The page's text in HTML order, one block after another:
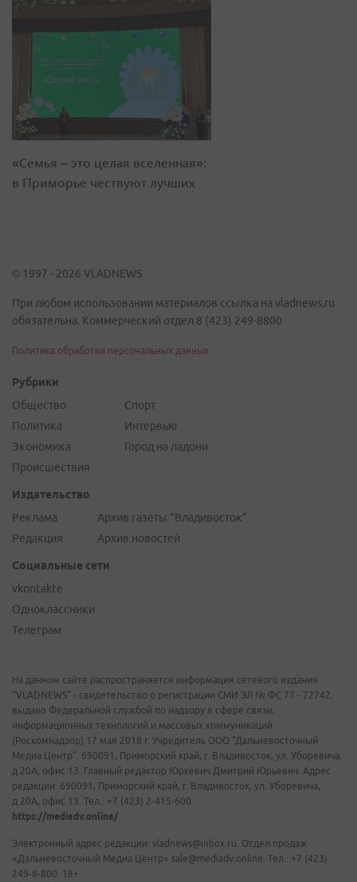
«Семья – это целая вселенная»:
в Приморье чествуют лучших
© 1997 - 2026 VLADNEWS
При любом использовании материалов ссылка на vladnews.ru
обязательна. Коммерческий отдел 8 (423) 249-8800
Политика обработки персональных данных
Рубрики
Общество
Политика
Экономика
Происшествия
Спорт
Интервью
Город на ладони
Издательство
Реклама
Редакция
Архив газеты "Владивосток"
Архив новостей
Социальные сети
vkontakte
Одноклассники
Телеграм
На данном сайте распространяется информация сетевого издания
"VLADNEWS" - свидетельство о регистрации СМИ ЭЛ № ФС 77 - 72742,
выдано Федеральной службой по надзору в сфере связи,
информационных технологий и массовых коммуникаций
(Роскомнадзор) 17 мая 2018 г. Учредитель ООО "Дальневосточный
Медиа Центр". 690091, Приморский край, г. Владивосток, ул. Уборевича,
д.20А, офис 13. Главный редактор Юркевич Дмитрий Юрьевич. Адрес
редакции: 690091, Приморский край, г. Владивосток, ул. Уборевича,
д.20А, офис 13. Тел.: +7 (423) 2-415-600.
https://mediadv.online/
Электронный адрес редакции: vladnews@inbox.ru. Отдел продаж
«Дальневосточный Медиа Центр» sale@mediadv.online. Тел.: +7 (423)
249-8-800. 18+